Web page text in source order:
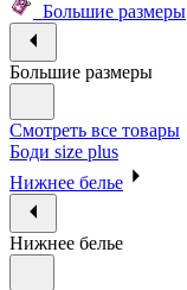
Большие размеры
Большие размеры
Смотреть все товары
Боди size plus
Нижнее белье
Нижнее белье